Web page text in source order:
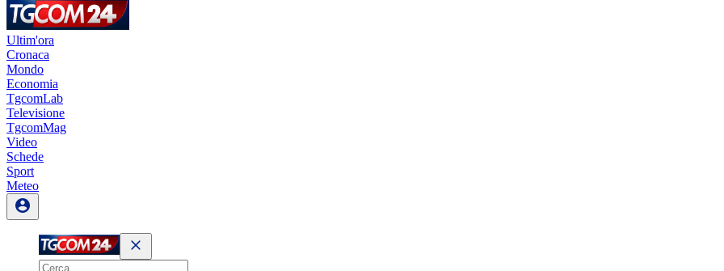
Ultim'ora
Cronaca
Mondo
Economia
TgcomLab
Televisione
TgcomMag
Video
Schede
Sport
Meteo